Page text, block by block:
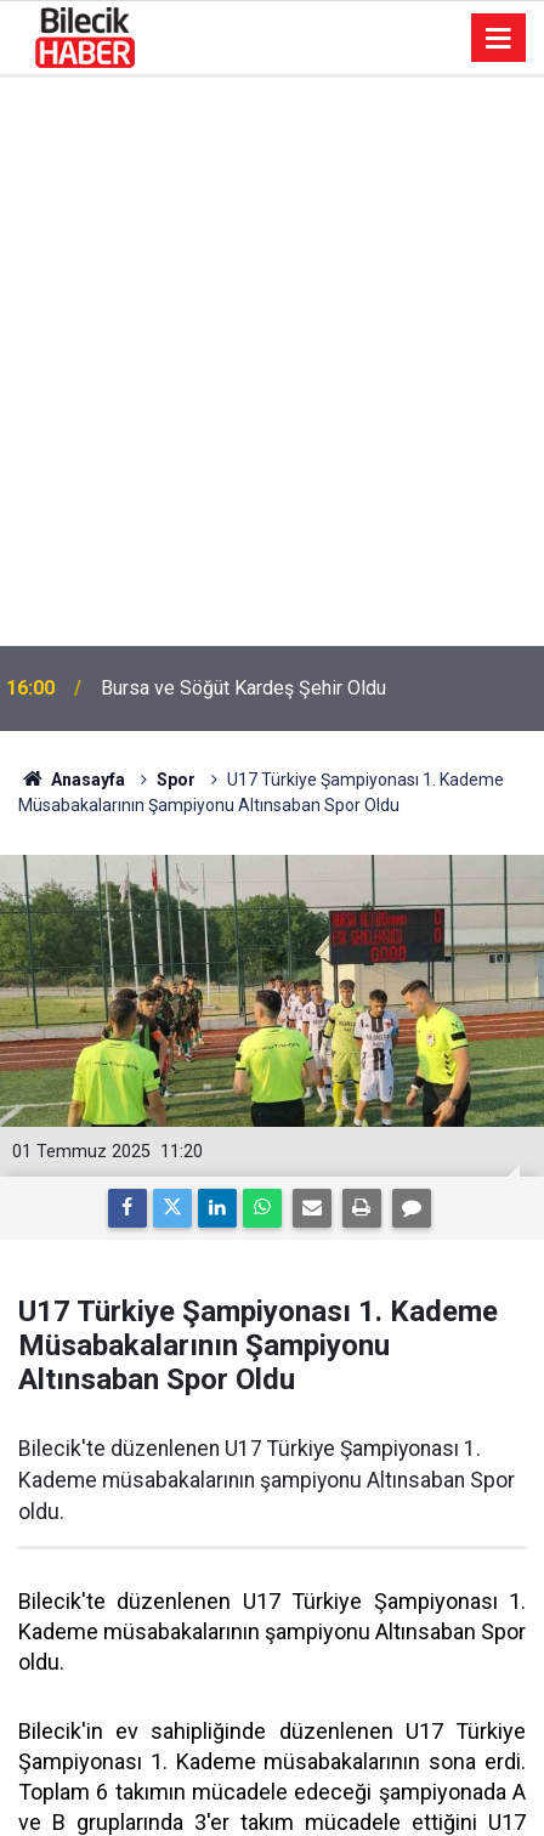
16:00 Bursa ve Söğüt Kardeş Şehir Oldu
Anasayfa Spor
U17 Türkiye Şampiyonası 1. Kademe
Müsabakalarının Şampiyonu Altınsaban Spor Oldu
11:20
01 Temmuz 2025
U17 Türkiye Şampiyonası 1. Kademe
Müsabakalarının Şampiyonu
Altınsaban Spor Oldu
Bilecik'te düzenlenen U17 Türkiye Şampiyonası 1.
Kademe müsabakalarının şampiyonu Altınsaban Spor
oldu.
Bilecik'te düzenlenen U17 Türkiye Şampiyonası 1.
Kademe müsabakalarının şampiyonu Altınsaban Spor
oldu.
Bilecik'in ev sahipliğinde düzenlenen U17 Türkiye
Şampiyonası 1. Kademe müsabakalarının sona erdi.
Toplam 6 takımın mücadele edeceği şampiyonada A
ve B gruplarında 3'er takım mücadele ettiğini U17